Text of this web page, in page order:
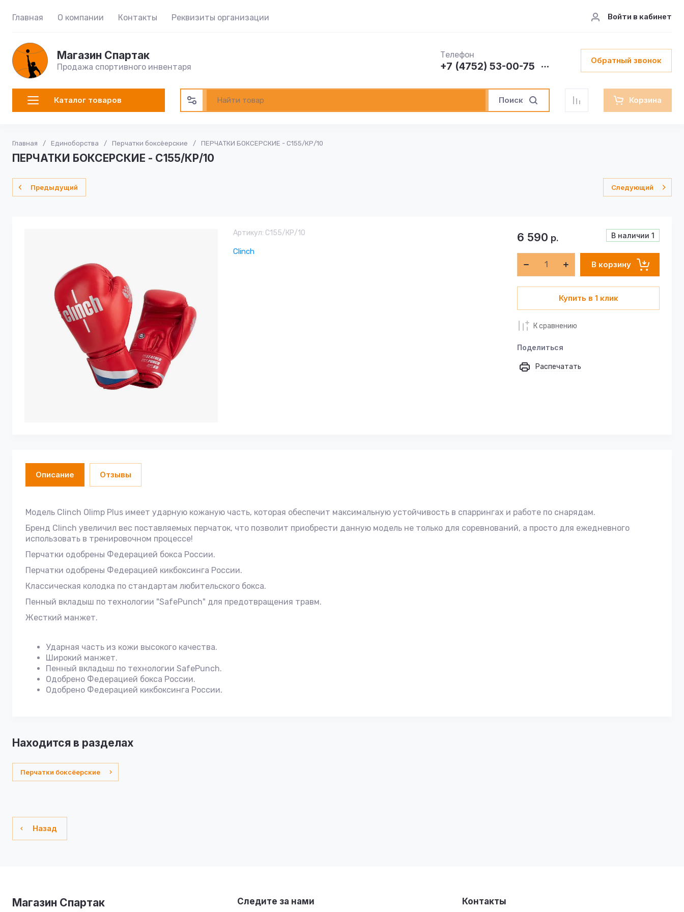
Главная О компании Контакты Реквизиты организации Войти в кабинет
Магазин Спартак
Продажа спортивного инвентаря
Телефон
+7 (4752) 53-00-75
Обратный звонок
Каталог товаров Поиск Корзина
Главная / Единоборства / Перчатки боксёерские / ПЕРЧАТКИ БОКСЕРСКИЕ - C155/КР/10
ПЕРЧАТКИ БОКСЕРСКИЕ - C155/КР/10
Предыдущий Следующий
Артикул: C155/КР/10
Clinch
В наличии 1
6 590 р.
В корзину
Купить в 1 клик
К сравнению
Поделиться
Распечатать
Описание Отзывы
Модель Clinch Olimp Plus имеет ударную кожаную часть, которая обеспечит максимальную устойчивость в спаррингах и работе по снарядам.
Бренд Clinch увеличил вес поставляемых перчаток, что позволит приобрести данную модель не только для соревнований, а просто для ежедневного
использовать в тренировочном процессе!
Перчатки одобрены Федерацией бокса России.
Перчатки одобрены Федерацией кикбоксинга России.
Классическая колодка по стандартам любительского бокса.
Пенный вкладыш по технологии "SafePunch" для предотвращения травм.
Жесткий манжет.
Ударная часть из кожи высокого качества.
Широкий манжет.
Пенный вкладыш по технологии SafePunch.
Одобрено Федерацией бокса России.
Одобрено Федерацией кикбоксинга России.
Находится в разделах
Перчатки боксёерские
Назад
Магазин Спартак Следите за нами Контакты